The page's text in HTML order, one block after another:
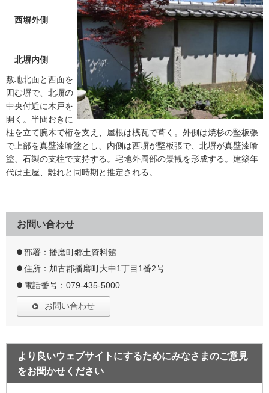
西塀外側
北塀内側
敷地北面と西面を
囲む塀で、北塀の
中央付近に木戸を
開く。半間おきに
柱を立て腕木で桁を支え、屋根は桟瓦で葺く。外側は焼杉の堅板張
で上部を真壁漆喰塗とし、内側は西塀が堅板張で、北塀が真壁漆喰
塗、石製の支柱で支持する。宅地外周部の景観を形成する。建築年
代は主屋、離れと同時期と推定される。
お問い合わせ
部署：播磨町郷土資料館
住所：加古郡播磨町大中1丁目1番2号
電話番号：079-435-5000
お問い合わせ
より良いウェブサイトにするためにみなさまのご意見
をお聞かせください